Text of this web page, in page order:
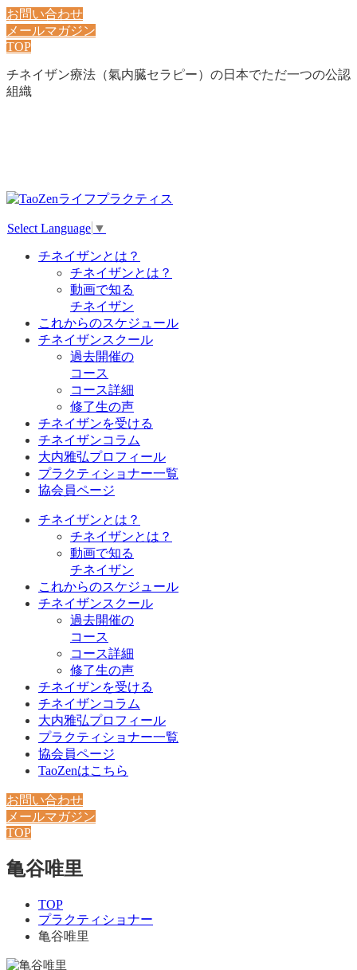
お問い合わせ
メールマガジン
TOP
チネイザン療法（氣内臓セラピー）の日本でただ一つの公認
組織
Select Language ▼
チネイザンとは？
チネイザンとは？
動画で知る
チネイザン
これからのスケジュール
チネイザンスクール
過去開催の
コース
コース詳細
修了生の声
チネイザンを受ける
チネイザンコラム
大内雅弘プロフィール
プラクティショナー一覧
協会員ページ
チネイザンとは？
チネイザンとは？
動画で知る
チネイザン
これからのスケジュール
チネイザンスクール
過去開催の
コース
コース詳細
修了生の声
チネイザンを受ける
チネイザンコラム
大内雅弘プロフィール
プラクティショナー一覧
協会員ページ
TaoZenはこちら
お問い合わせ
メールマガジン
TOP
亀谷唯里
TOP
プラクティショナー
亀谷唯里